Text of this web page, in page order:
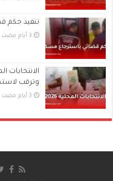
تنفيذ حكم
وترقب